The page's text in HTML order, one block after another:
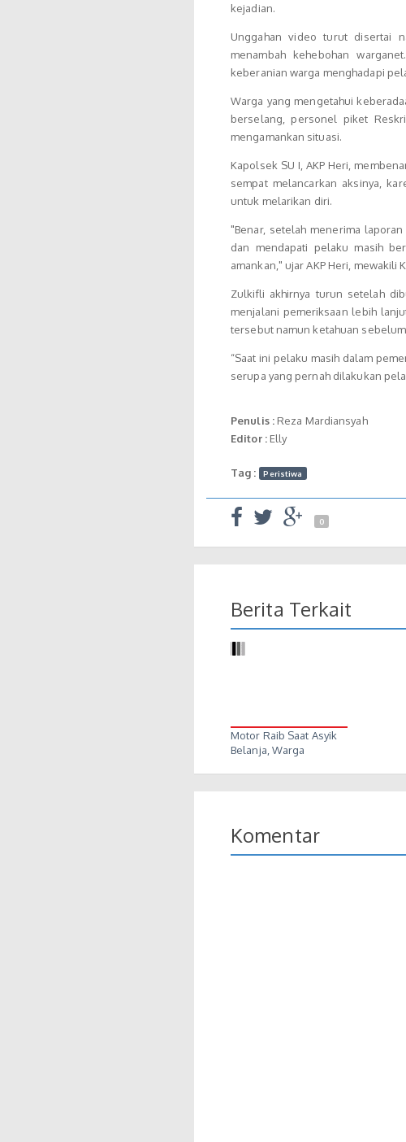
kejadian.
Unggahan video turut disertai
menambah kehebohan
keberanian warga menghadapi
Warga yang mengetahui
berselang, personel piket
mengamankan situasi.
Kapolsek SU I, AKP Heri,
sempat melancarkan aksinya,
untuk melarikan diri.
"Benar, setelah menerima
dan mendapati pelaku masih
amankan," ujar AKP Heri, mewakili
Zulkifli akhirnya turun setelah
menjalani pemeriksaan lebih
tersebut namun ketahuan
“Saat ini pelaku masih dalam
serupa yang pernah dilakukan
Penulis :Reza Mardiansyah
Editor :Elly
Tag : Peristiwa
0
Berita Terkait
Motor Raib Saat Asyik
Belanja, Warga
Komentar